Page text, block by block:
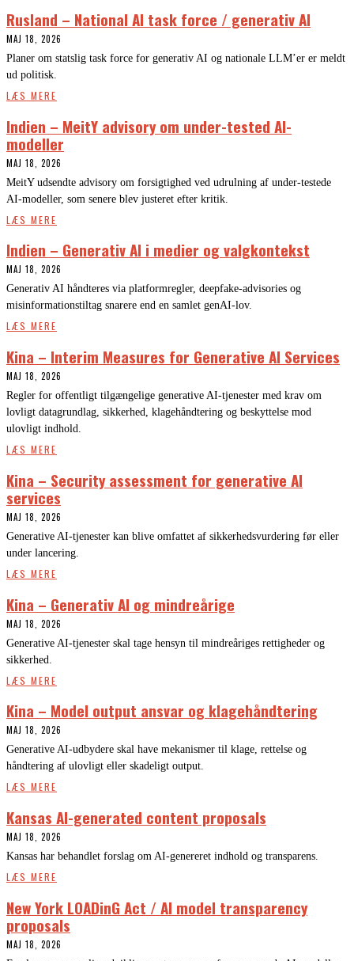
Rusland – National AI task force / generativ AI
MAJ 18, 2026
Planer om statslig task force for generativ AI og nationale LLM’er er meldt
ud politisk.
LÆS MERE
Indien – MeitY advisory om under-tested AI-
modeller
MAJ 18, 2026
MeitY udsendte advisory om forsigtighed ved udrulning af under-testede
AI-modeller, som senere blev justeret efter kritik.
LÆS MERE
Indien – Generativ AI i medier og valgkontekst
MAJ 18, 2026
Generativ AI håndteres via platformregler, deepfake-advisories og
misinformationstiltag snarere end en samlet genAI-lov.
LÆS MERE
Kina – Interim Measures for Generative AI Services
MAJ 18, 2026
Regler for offentligt tilgængelige generative AI-tjenester med krav om
lovligt datagrundlag, sikkerhed, klagehåndtering og beskyttelse mod
ulovligt indhold.
LÆS MERE
Kina – Security assessment for generative AI
services
MAJ 18, 2026
Generative AI-tjenester kan blive omfattet af sikkerhedsvurdering før eller
under lancering.
LÆS MERE
Kina – Generativ AI og mindreårige
MAJ 18, 2026
Generative AI-tjenester skal tage hensyn til mindreåriges rettigheder og
sikkerhed.
LÆS MERE
Kina – Model output ansvar og klagehåndtering
MAJ 18, 2026
Generative AI-udbydere skal have mekanismer til klage, rettelse og
håndtering af ulovligt eller skadeligt output.
LÆS MERE
Kansas AI-generated content proposals
MAJ 18, 2026
Kansas har behandlet forslag om AI-genereret indhold og transparens.
LÆS MERE
New York LOADinG Act / AI model transparency
proposals
MAJ 18, 2026